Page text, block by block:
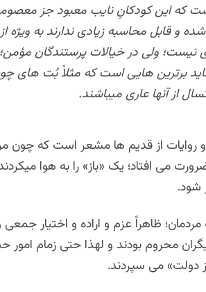
که این کودکانِ نایب معبود جز
و قابل محاسبه زیادی ندارند به
نیست؛ ولی در خیالات پرستندگان
برترین هایی است که مثلاً بُت های
از آنها عاری میباشند.
روایات از قدیم ها مشعر است که چون
می افتاد؛ یک «باز» را به هوا
شود.
مردمان؛ ظاهراً عزم و اراده و اختیار
محروم بودند و لهذا حتی زمام
دولت» می سپردند.